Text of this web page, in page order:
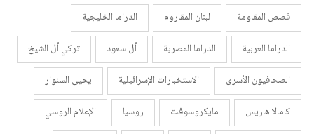
قصص المقاومة
لبنان المقاروم
الدراما الخليجية
الدراما العربية
الدراما المصرية أل سعود
تركي أل الشيخ
الصحافيون الأسرى
الاستخبارات الإسرائيلية
يحيى السنوار
كامالا هاريس
مايكروسوفت روسيا
الإعلام الروسي